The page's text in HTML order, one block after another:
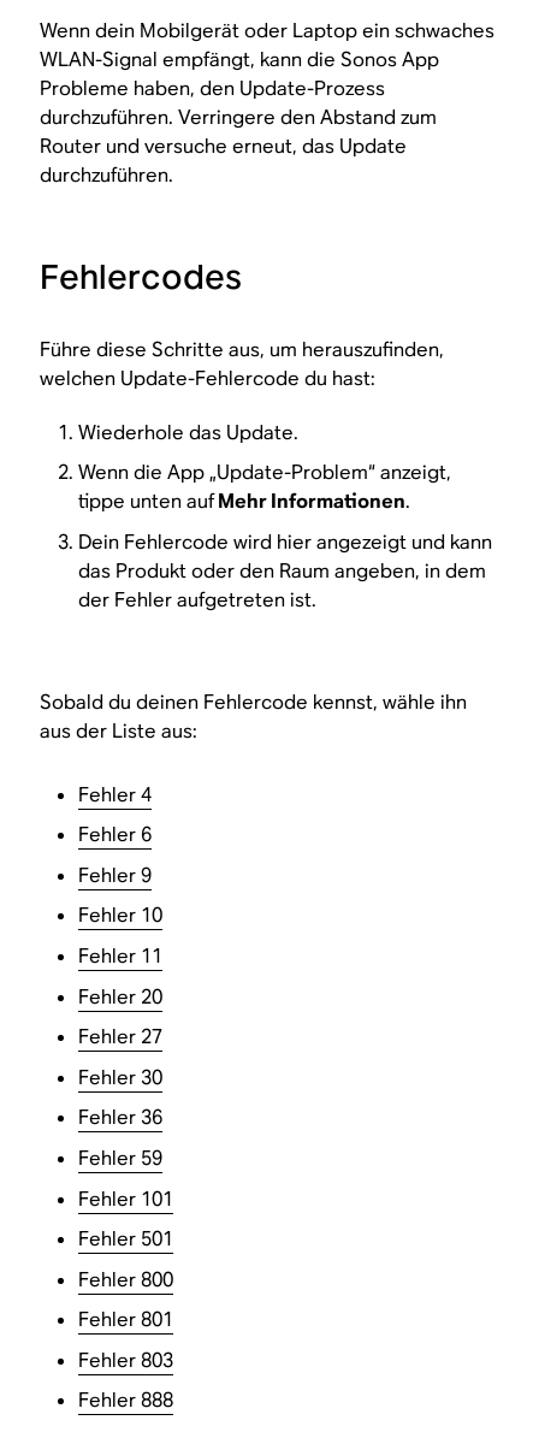
Wenn dein Mobilgerät oder Laptop ein schwaches
WLAN-Signal empfängt, kann die Sonos App
Probleme haben, den Update-Prozess
durchzuführen. Verringere den Abstand zum
Router und versuche erneut, das Update
durchzuführen.
Fehlercodes
Führe diese Schritte aus, um herauszufinden,
welchen Update-Fehlercode du hast:
Wiederhole das Update.
Wenn die App „Update-Problem“ anzeigt,
tippe unten aufMehr Informationen.
Dein Fehlercode wird hier angezeigt und kann
das Produkt oder den Raum angeben, in dem
der Fehler aufgetreten ist.
Sobald du deinen Fehlercode kennst, wähle ihn
aus der Liste aus:
Fehler 4
Fehler 6
Fehler 9
Fehler 10
Fehler 11
Fehler 20
Fehler 27
Fehler 30
Fehler 36
Fehler 59
Fehler 101
Fehler 501
Fehler 800
Fehler 801
Fehler 803
Fehler 888